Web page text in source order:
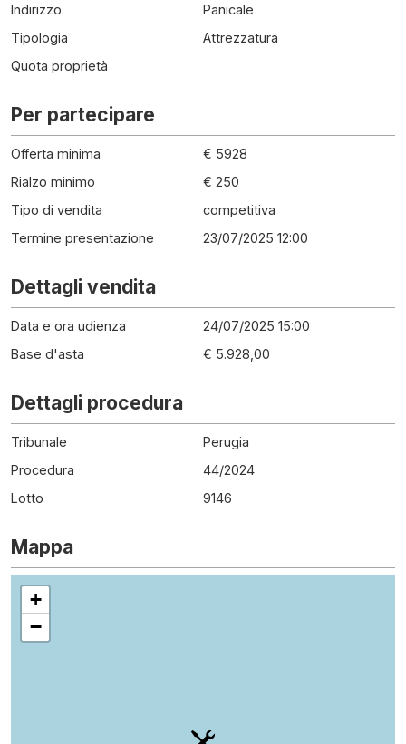
Indirizzo
Panicale
Tipologia
Attrezzatura
Quota proprietà
Per partecipare
Offerta minima
€ 5928
Rialzo minimo
€ 250
Tipo di vendita
competitiva
Termine presentazione
23/07/2025 12:00
Dettagli vendita
Data e ora udienza
24/07/2025 15:00
Base d'asta
€ 5.928,00
Dettagli procedura
Tribunale
Perugia
Procedura
44/2024
Lotto
9146
Mappa
+
−